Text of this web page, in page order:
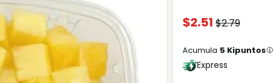
$2.51 $2.79
Acumula 5 Kipuntos
Express